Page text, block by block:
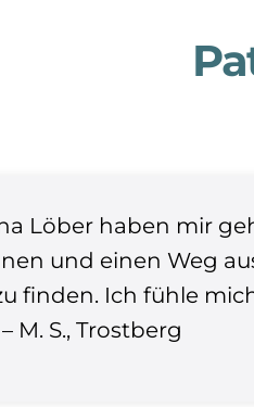
Löber haben mir
und einen Weg
finden. Ich fühle
M. S., Trostberg